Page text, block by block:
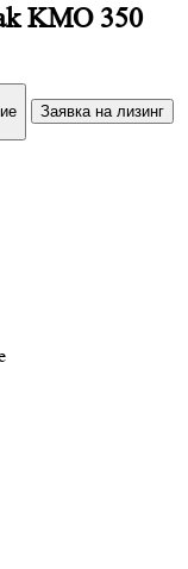
KMO 350
Заявка на лизинг